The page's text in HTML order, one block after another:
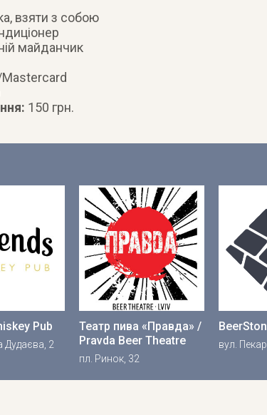
взяти з собою
майданчик
150 грн.
Pub
Дудаєва, 2
Театр пива «Правда» /
Pravda Beer Theatre
пл. Ринок, 32
вул.